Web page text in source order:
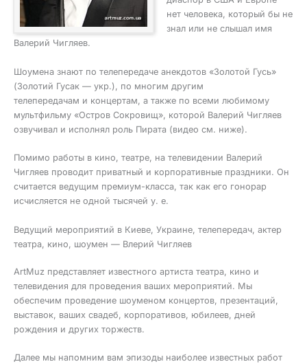
нет человека, который бы не
знал или не слышал имя
Валерий Чигляев.
Шоумена знают по телепередаче анекдотов «Золотой Гусь»
(Золотий Гусак — укр.), по многим другим
телепередачам и концертам, а также по всеми любимому
мультфильму «Остров Сокровищ», которой Валерий Чигляев
озвучивал и исполнял роль Пирата (видео см. ниже).
Помимо работы в кино, театре, на телевидении Валерий
Чигляев проводит приватный и корпоративные праздники. Он
считается ведущим премиум-класса, так как его гонорар
исчисляется не одной тысячей у. е.
Ведущий мероприятий в Киеве, Украине, телепередач, актер
театра, кино, шоумен — Влерий Чигляев
ArtMuz представляет известного артиста театра, кино и
телевидения для проведения ваших мероприятий. Мы
обеспечим проведение шоуменом концертов, презентаций,
выставок, ваших свадеб, корпоративов, юбилеев, дней
рождения и других торжеств.
Далее мы напомним вам эпизоды наиболее известных работ